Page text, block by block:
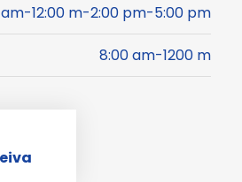
12:00 m-2:00 pm-5:00 pm
8:00 am-1200 m